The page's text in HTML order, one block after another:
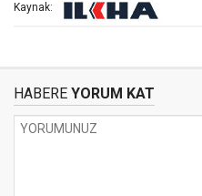
Kaynak:
HABERE YORUM KAT